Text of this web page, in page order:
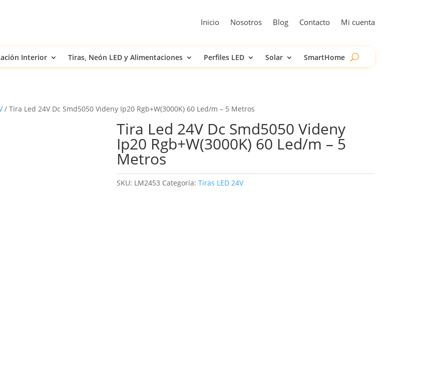
Inicio Nosotros Blog Contacto Mi cuenta
Interior Tiras, Neón LED y Alimentaciones Perfiles LED Solar SmartHome
/ Tira Led 24V Dc Smd5050 Videny Ip20 Rgb+W(3000K) 60 Led/m – 5 Metros
Tira Led 24V Dc Smd5050 Videny
Ip20 Rgb+W(3000K) 60 Led/m – 5
Metros
SKU: LM2453 Categoría: Tiras LED 24V